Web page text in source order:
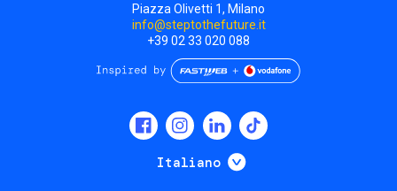
Piazza Olivetti 1, Milano
info@steptothefuture.it
+39 02 33 020 088
Italiano Mostra ulteriori